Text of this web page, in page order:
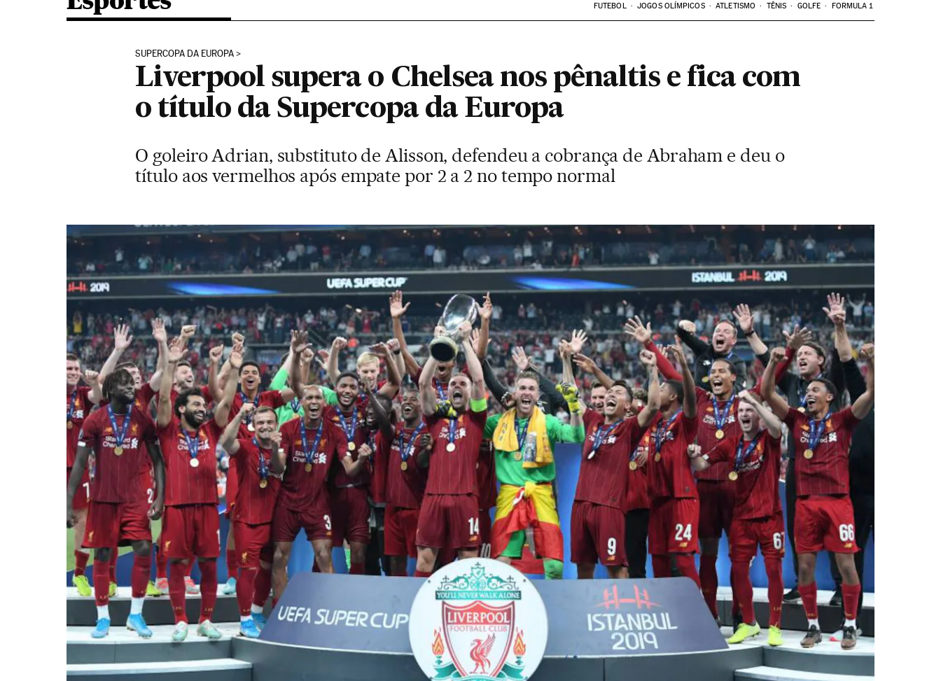
FUTEBOL JOGOS OLÍMPICOS ATLETISMO TÊNIS GOLFE FORMULA 1
SUPERCOPA DA EUROPA
Liverpool supera o Chelsea nos pênaltis e fica com
o título da Supercopa da Europa
O goleiro Adrian, substituto de Alisson, defendeu a cobrança de Abraham e deu o
título aos vermelhos após empate por 2 a 2 no tempo normal